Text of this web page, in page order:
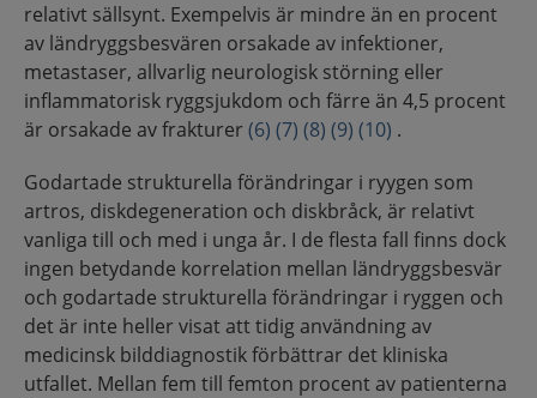
relativt sällsynt. Exempelvis är mindre än en procent
av ländryggsbesvären orsakade av infektioner,
metastaser, allvarlig neurologisk störning eller
inflammatorisk ryggsjukdom och färre än 4,5 procent
är orsakade av frakturer (6) (7) (8) (9) (10) .
Godartade strukturella förändringar i ryygen som
artros, diskdegeneration och diskbråck, är relativt
vanliga till och med i unga år. I de flesta fall finns dock
ingen betydande korrelation mellan ländryggsbesvär
och godartade strukturella förändringar i ryggen och
det är inte heller visat att tidig användning av
medicinsk bilddiagnostik förbättrar det kliniska
utfallet. Mellan fem till femton procent av patienterna